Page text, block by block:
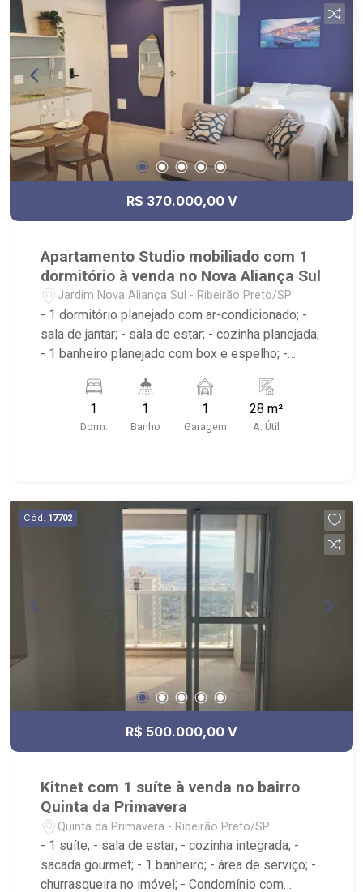
R$ 370.000,00 V
Apartamento Studio mobiliado com 1
dormitório à venda no Nova Aliança Sul
Jardim Nova Aliança Sul - Ribeirão Preto/SP
- 1 dormitório planejado com ar-condicionado; -
sala de jantar; - sala de estar; - cozinha planejada;
- 1 banheiro planejado com box e espelho; -
elevador, playground, salão de festas, academia
e espaço SPA; - próximo a SPOT Complexo
Esportivo, Eventos e Formaturas, academia
1
Dorm.
1
Banho
1
Garagem
28 m²
A. Útil
Cód. 17702
R$ 500.000,00 V
Kitnet com 1 suíte à venda no bairro
Quinta da Primavera
Quinta da Primavera - Ribeirão Preto/SP
- 1 suíte; - sala de estar; - cozinha integrada; -
sacada gourmet; - 1 banheiro; - área de serviço; -
churrasqueira no imóvel; - Condomínio com